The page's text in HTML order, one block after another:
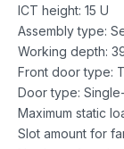
ICT height: 15 U
Assembly type:
Working depth:
Front door type:
Door type:
Maximum static
Slot amount for